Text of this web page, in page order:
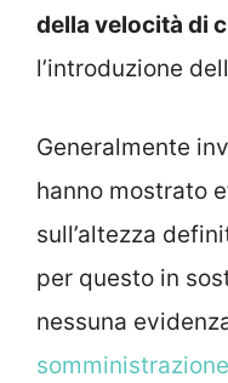
della velocità di
l’introduzione
Generalmente
hanno mostrato
sull’altezza
per questo in
nessuna